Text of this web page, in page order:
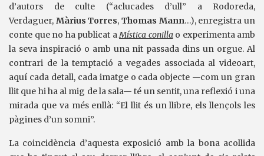
d’autors de culte (“aclucades d’ull” a Rodoreda,
Verdaguer, Màrius Torres,Thomas Mann…), enregistra un
conte que no ha publicat aMística conillao experimenta amb
la seva inspiració o amb una nit passada dins un orgue. Al
contrari de la temptació a vegades associada al videoart,
aquí cada detall, cada imatge o cada objecte —com un gran
llit que hi ha al mig de la sala— té un sentit, una reflexió i una
mirada que va més enllà: “El llit és un llibre, els llençols les
pàgines d’un somni”.
La coincidència d’aquesta exposició amb la bona acollida